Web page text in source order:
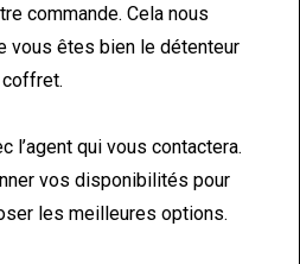
commande. Cela nous
vous êtes bien le détenteur
coffret.
l’agent qui vous contactera.
vos disponibilités pour
les meilleures options.